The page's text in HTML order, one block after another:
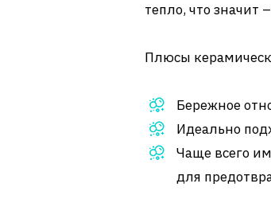
тепло, что значит
Плюсы
Бережное
Идеально
Чаще всего
для